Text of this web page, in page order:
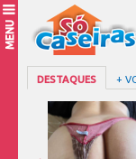
MENU
DESTAQUES +